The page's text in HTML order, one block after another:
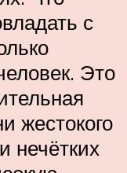
с
Это
жестокого
нечётких